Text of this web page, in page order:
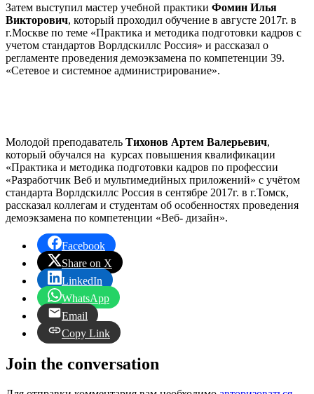
Затем выступил мастер учебной практики Фомин Илья
Викторович, который проходил обучение в августе 2017г. в
г.Москве по теме «Практика и методика подготовки кадров с
учетом стандартов Ворлдскиллс Россия» и рассказал о
регламенте проведения демоэкзамена по компетенции 39.
«Сетевое и системное администрирование».
Молодой преподаватель Тихонов Артем Валерьевич,
который обучался на курсах повышения квалификации
«Практика и методика подготовки кадров по профессии
«Разработчик Веб и мультимедийных приложений» с учётом
стандарта Ворлдскиллс Россия в сентябре 2017г. в г.Томск,
рассказал коллегам и студентам об особенностях проведения
демоэкзамена по компетенции «Веб- дизайн».
Facebook
Share on X
LinkedIn
WhatsApp
Email
Copy Link
Join the conversation